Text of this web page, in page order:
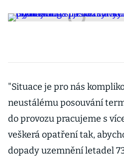
"Situace je pro nás
neustálému posouvání
do provozu pracujeme s
veškerá opatření tak,
dopady uzemnění letadel